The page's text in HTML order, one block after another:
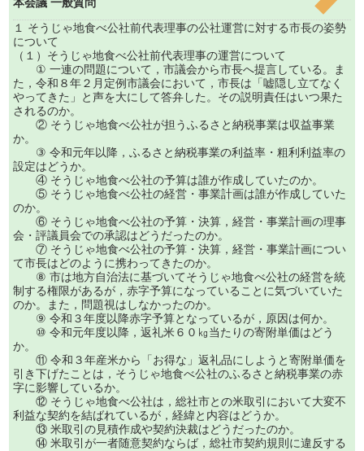
本会議 一般質問
１ そうじゃ地食べ公社前代表理事の公社運営に対する市長の姿勢
について
（１）そうじゃ地食べ公社前代表理事の運営について
① 一連の問題について，市議会から市長へ提言している。ま
た，令和８年２月定例市議会において，市長は「嘘隠し立てなく
やってきた」と声を大にして答弁した。その説明責任はいつ果た
されるのか。
② そうじゃ地食べ公社が担うふるさと納税事業は収益事業
か。
③ 令和元年以降，ふるさと納税事業の利益率・粗利利益率の
設定はどうか。
④ そうじゃ地食べ公社の予算は誰が作成していたのか。
⑤ そうじゃ地食べ公社の経営・事業計画は誰が作成していた
のか。
⑥ そうじゃ地食べ公社の予算・決算，経営・事業計画の理事
会・評議員会での承認はどうだったのか。
⑦ そうじゃ地食べ公社の予算・決算，経営・事業計画につい
て市長はどのように携わってきたのか。
⑧ 市は地方自治法に基づいてそうじゃ地食べ公社の経営を統
制する権限があるが，赤字予算になっていることに気づいていた
のか。また，問題視はしなかったのか。
⑨ 令和３年度以降赤字予算となっているが，原因は何か。
⑩ 令和元年度以降，返礼米６０㎏当たりの寄附単価はどう
か。
⑪ 令和３年産米から「お得な」返礼品にしようと寄附単価を
引き下げたことは，そうじゃ地食べ公社のふるさと納税事業の赤
字に影響しているか。
⑫ そうじゃ地食べ公社は，総社市との米取引において大変不
利益な契約を結ばれているが，経緯と内容はどうか。
⑬ 米取引の見積作成や契約決裁はどうだったのか。
⑭ 米取引が一者随意契約ならば，総社市契約規則に違反する